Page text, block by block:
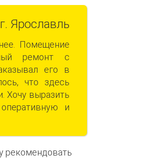
г. Ярославль
Помещение
ремонт с
его в
что здесь
Хочу выразить
и
рекомендовать